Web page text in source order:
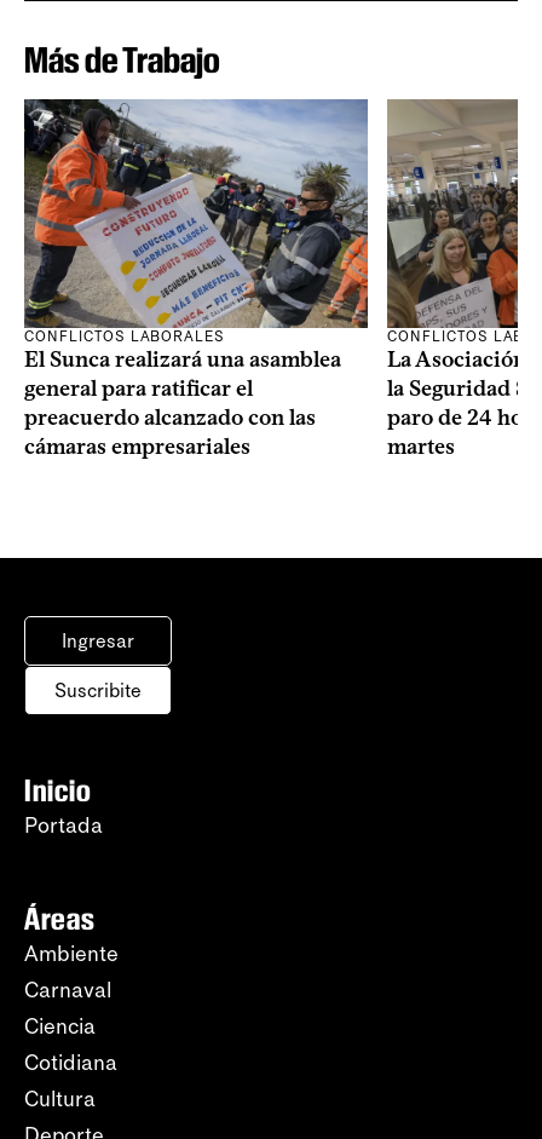
Más de Trabajo
CONFLICTOS LABORALES
El Sunca realizará una asamblea
general para ratificar el
preacuerdo alcanzado con las
cámaras empresariales
CONFLICTOS
La Asociación
la Seguridad
paro de 24
martes
Ingresar
Suscribite
Inicio
Portada
Áreas
Ambiente
Carnaval
Ciencia
Cotidiana
Cultura